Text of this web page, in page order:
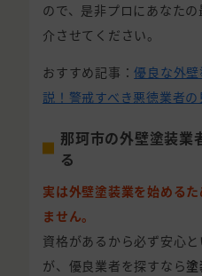
ので、是非プロにあなた
介させてください。
おすすめ記事：優良な外
説！警戒すべき悪徳業者
那珂市の外壁塗装業
る
実は外壁塗装業を始める
ません。
資格があるから必ず安心
が、優良業者を探すなら